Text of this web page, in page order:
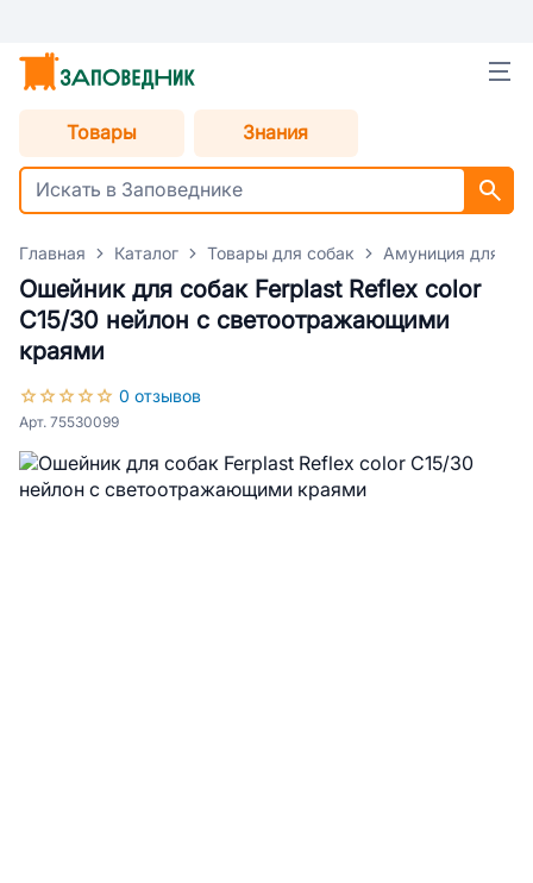
Товары Знания
Главная Каталог Товары для собак Амуниция для
Ошейник для собак Ferplast Reflex color
С15/30 нейлон с светоотражающими
краями
0 отзывов
Арт. 75530099